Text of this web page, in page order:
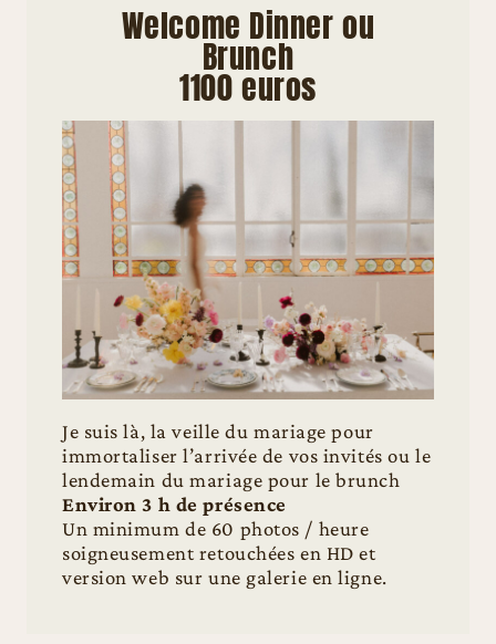
Welcome Dinner ou
Brunch
1100 euros
Je suis là, la veille du mariage pour
immortaliser l’arrivée de vos invités ou le
lendemain du mariage pour le brunch
Environ 3 h de présence
Un minimum de 60 photos / heure
soigneusement retouchées en HD et
version web sur une galerie en ligne.